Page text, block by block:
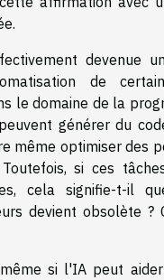
devenue
de
le domaine de la
générer du
même optimiser des
si ces
cela signifie-t-il
devient obsolète ?
si l'IA peut